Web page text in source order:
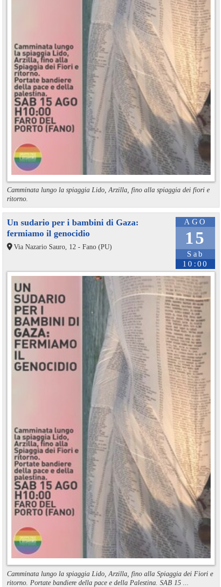
Camminata lungo la spiaggia Lido, Arzilla, fino alla spiaggia dei fiori e
ritorno.
AGO
15
Sab
10:00
Un sudario per i bambini di Gaza:
fermiamo il genocidio
Via Nazario Sauro, 12 - Fano (PU)
Camminata lungo la spiaggia Lido, Arzilla, fino alla Spiaggia dei Fiori e
ritorno. Portate bandiere della pace e della Palestina. SAB 15 ...